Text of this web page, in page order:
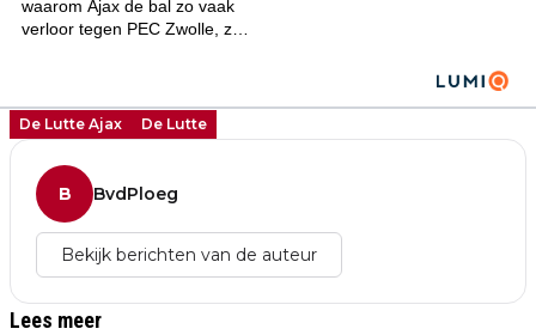
De Lutte Ajax De Lutte
B BvdPloeg
Bekijk berichten van de auteur
Lees meer